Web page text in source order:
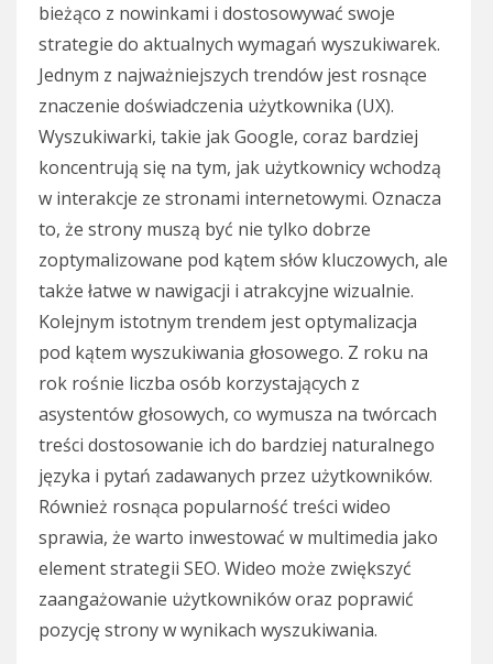
bieżąco z nowinkami i dostosowywać swoje
strategie do aktualnych wymagań wyszukiwarek.
Jednym z najważniejszych trendów jest rosnące
znaczenie doświadczenia użytkownika (UX).
Wyszukiwarki, takie jak Google, coraz bardziej
koncentrują się na tym, jak użytkownicy wchodzą
w interakcje ze stronami internetowymi. Oznacza
to, że strony muszą być nie tylko dobrze
zoptymalizowane pod kątem słów kluczowych, ale
także łatwe w nawigacji i atrakcyjne wizualnie.
Kolejnym istotnym trendem jest optymalizacja
pod kątem wyszukiwania głosowego. Z roku na
rok rośnie liczba osób korzystających z
asystentów głosowych, co wymusza na twórcach
treści dostosowanie ich do bardziej naturalnego
języka i pytań zadawanych przez użytkowników.
Również rosnąca popularność treści wideo
sprawia, że warto inwestować w multimedia jako
element strategii SEO. Wideo może zwiększyć
zaangażowanie użytkowników oraz poprawić
pozycję strony w wynikach wyszukiwania.